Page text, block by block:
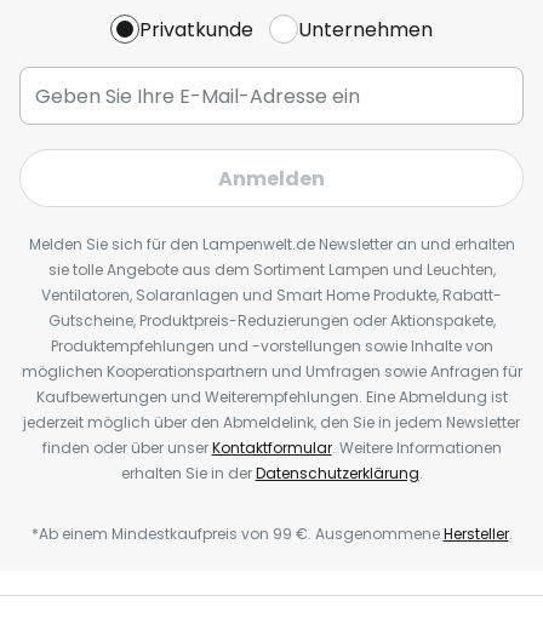
Privatkunde Unternehmen
Anmelden
Melden Sie sich für den Lampenwelt.de Newsletter an und erhalten
sie tolle Angebote aus dem Sortiment Lampen und Leuchten,
Ventilatoren, Solaranlagen und Smart Home Produkte, Rabatt-
Gutscheine, Produktpreis-Reduzierungen oder Aktionspakete,
Produktempfehlungen und -vorstellungen sowie Inhalte von
möglichen Kooperationspartnern und Umfragen sowie Anfragen für
Kaufbewertungen und Weiterempfehlungen. Eine Abmeldung ist
jederzeit möglich über den Abmeldelink, den Sie in jedem Newsletter
finden oder über unserKontaktformular. Weitere Informationen
erhalten Sie in derDatenschutzerklärung.
*Ab einem Mindestkaufpreis von 99 €. AusgenommeneHersteller.